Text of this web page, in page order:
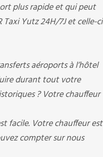
plus rapide et qui peut
Taxi Yutz 24H/7J et celle-ci
aéroports à l’hôtel
durant tout votre
? Votre chauffeur
facile. Votre chauffeur est
compter sur nous